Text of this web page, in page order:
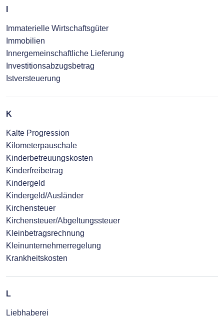
Immaterielle Wirtschaftsgüter
Immobilien
Innergemeinschaftliche Lieferung
Investitionsabzugsbetrag
Istversteuerung
K
Kalte Progression
Kilometerpauschale
Kinderbetreuungskosten
Kinderfreibetrag
Kindergeld
Kindergeld/Ausländer
Kirchensteuer
Kirchensteuer/Abgeltungssteuer
Kleinbetragsrechnung
Kleinunternehmerregelung
Krankheitskosten
L
Liebhaberei